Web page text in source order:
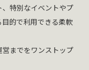
特別なイベントやプ
的で利用できる柔軟
までをワンストップ